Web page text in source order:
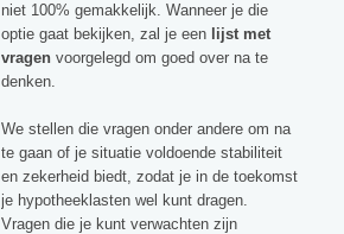
niet 100% gemakkelijk. Wanneer je die
optie gaat bekijken, zal je een lijst met
vragenvoorgelegd om goed over na te
denken.
We stellen die vragen onder andere om na
te gaan of je situatie voldoende stabiliteit
en zekerheid biedt, zodat je in de toekomst
je hypotheeklasten wel kunt dragen.
Vragen die je kunt verwachten zijn